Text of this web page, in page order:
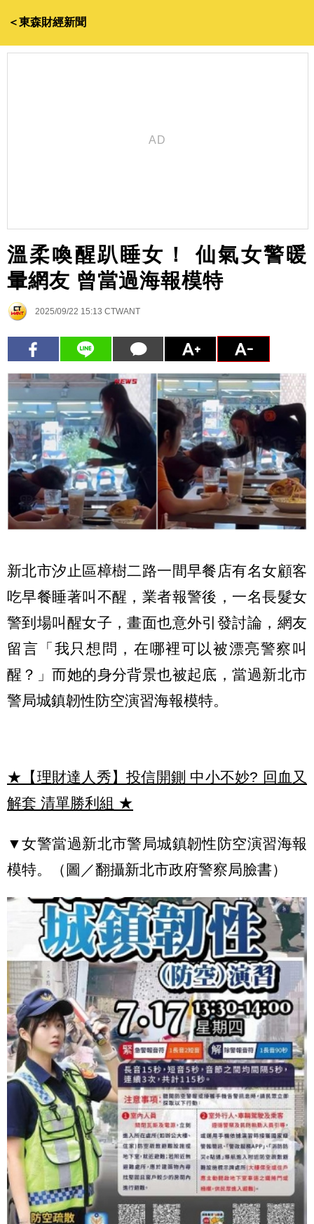
＜東森財經新聞
溫柔喚醒趴睡女！ 仙氣女警暖
暈網友 曾當過海報模特
2025/09/22 15:13 CTWANT
新北市汐止區樟樹二路一間早餐店有名女顧客
吃早餐睡著叫不醒，業者報警後，一名長髮女
警到場叫醒女子，畫面也意外引發討論，網友
留言「我只想問，在哪裡可以被漂亮警察叫
醒？」而她的身分背景也被起底，當過新北市
警局城鎮韌性防空演習海報模特。
★【理財達人秀】投信開鍘 中小不妙? 回血又
解套 清單勝利組 ★
▼女警當過新北市警局城鎮韌性防空演習海報
模特。（圖／翻攝新北市政府警察局臉書）